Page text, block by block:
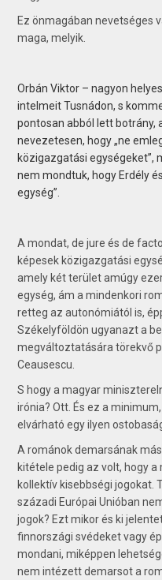
Ez önmagában nevetséges
maga, melyik.
Orbán Viktor – nagyon
intelmeit Tusnádon, s
pontosan abból lett botrány,
nevezetesen, hogy „ne
közigazgatási egységeket”,
nem mondtuk, hogy Erdély
egység”.
A mondat, de jure és de
képesek közigazgatási
amely két terület amúgy
egység, ám a mindenkori
retteg az autonómiától is,
Székelyföldön ugyanazt a
megváltoztatására törekvő
Ceausescu.
S hogy a magyar
irónia? Ott. És ez a
elvárható egy ilyen
A románok demarsának
kitétele pedig az volt, hogy
kollektív kisebbségi jogokat.
századi Európai Unióban
jogok? Ezt mikor és ki
finnországi svédeket vagy
mondani, miképpen
nem intézett demarsot a